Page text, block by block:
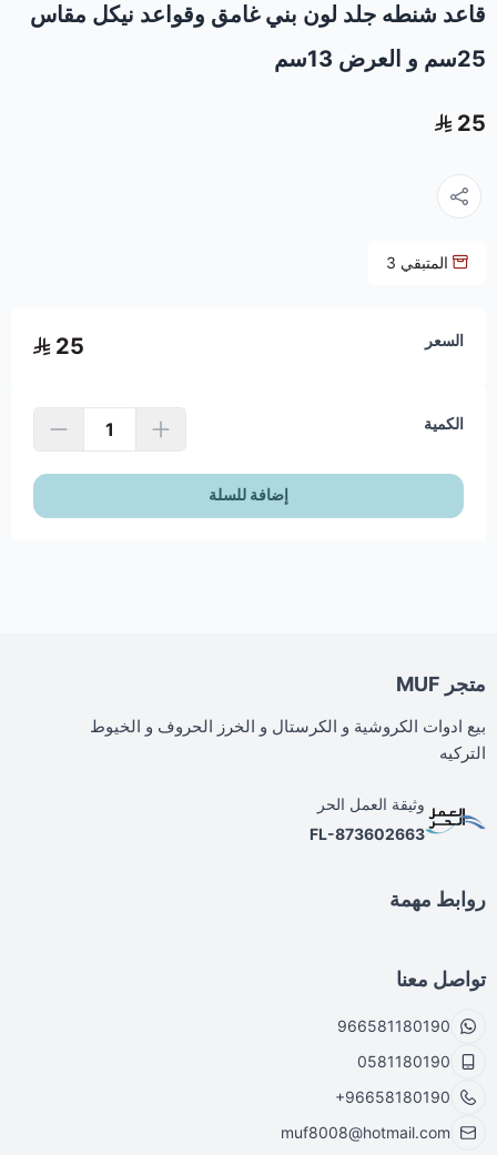
قاعد شنطه جلد لون بني غامق وقواعد نيكل مقاس
25سم و العرض 13سم
25
المتبقي 3
السعر 25
الكمية
إضافة للسلة
متجر MUF
بيع ادوات الكروشية و الكرستال و الخرز الحروف و الخيوط
التركيه
وثيقة العمل الحر
FL-873602663
روابط مهمة
تواصل معنا
966581180190
0581180190
+96658180190
muf8008@hotmail.com